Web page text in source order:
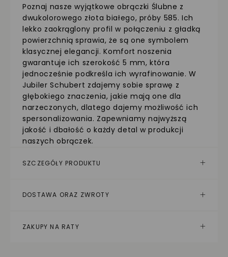
Poznaj nasze wyjątkowe obrączki Ślubne z
dwukolorowego złota białego, próby 585. Ich
lekko zaokrąglony profil w połączeniu z gładką
powierzchnią sprawia, że są one symbolem
klasycznej elegancji. Komfort noszenia
gwarantuje ich szerokość 5 mm, która
jednocześnie podkreśla ich wyrafinowanie. W
Jubiler Schubert zdajemy sobie sprawę z
głębokiego znaczenia, jakie mają one dla
narzeczonych, dlatego dajemy możliwość ich
spersonalizowania. Zapewniamy najwyższą
jakość i dbałość o każdy detal w produkcji
naszych obrączek.
SZCZEGÓŁY PRODUKTU
DOSTAWA ORAZ ZWROTY
ZAKUPY NA RATY